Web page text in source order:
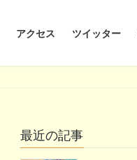
アクセス ツイッター
最近の記事